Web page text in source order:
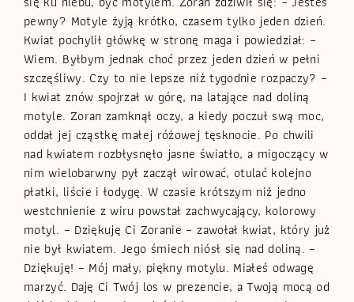
pewny? Motyle żyją krótko, czasem tylko jeden dzień.
Kwiat pochylił główkę w stronę maga i powiedział: –
Wiem. Byłbym jednak choć przez jeden dzień w pełni
szczęśliwy. Czy to nie lepsze niż tygodnie rozpaczy? –
I kwiat znów spojrzał w górę, na latające nad doliną
motyle. Zoran zamknął oczy, a kiedy poczuł swą moc,
oddał jej cząstkę małej różowej tęsknocie. Po chwili
nad kwiatem rozbłysnęło jasne światło, a migoczący w
nim wielobarwny pył zaczął wirować, otulać kolejno
płatki, liście i łodygę. W czasie krótszym niż jedno
westchnienie z wiru powstał zachwycający, kolorowy
motyl. – Dziękuję Ci Zoranie – zawołał kwiat, który już
nie był kwiatem. Jego śmiech niósł się nad doliną. –
Dziękuję! – Mój mały, piękny motylu. Miałeś odwagę
marzyć. Daję Ci Twój los w prezencie, a Twoją mocą od